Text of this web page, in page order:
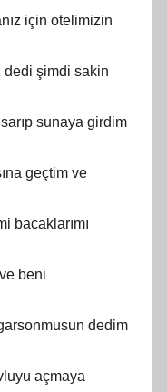
için otelimizin
dedi şimdi sakin
sunaya girdim
geçtim ve
bacaklarımı
beni
dedim
açmaya